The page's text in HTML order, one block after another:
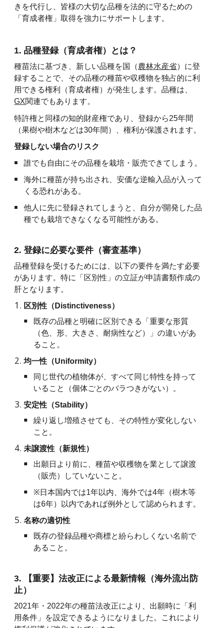
きを代行し、皆様の大切な品種を法的に守るための
「育成者権」取得を強力にサポートします。
1. 品種登録（育成者権）とは？
種苗法に基づき、新しい品種を国（農林水産省）に登
録することで、その品種の種苗や収穫物を独占的に利
用できる権利（育成者権）が発生します。品種は、
GX関連でもあります。
特許権と同様の知的財産権であり、登録から25年間
（果樹や樹木などは30年間）、権利が保護されます。
登録しない場合のリスク
誰でも自由にその品種を栽培・販売できてしまう。
海外に種苗が持ち出され、安価な逆輸入品が入って
くる恐れがある。
他人に先に登録されてしまうと、自分が開発した品
種でも栽培できなくなる可能性がある。
2. 登録に必要な要件（審査基準）
品種登録を受けるためには、以下の要件を満たす必要
があります。特に「区別性」の立証が申請書類作成の
肝となります。
区別性（Distinctiveness）
既存の品種と明確に区別できる「重要な形質
（色、形、大きさ、耐病性など）」の違いがあ
ること。
均一性（Uniformity）
同じ世代の植物体が、すべて同じ特性を持って
いること（個体ごとのバラつきがない）。
安定性（Stability）
繰り返し増殖させても、その特性が変化しない
こと。
未譲渡性（新規性）
出願日より前に、種苗や収穫物を業として譲渡
（販売）していないこと。
※日本国内では1年以内、海外では4年（樹木等
は6年）以内であれば例外として認められます。
名称の適切性
既存の登録品種や商標と紛らわしくない名前で
あること。
3. 【重要】法改正による最新情報（海外流出防
止）
2021年・2022年の種苗法改正により、出願時に「利
用条件」を設定できるようになりました。これにより